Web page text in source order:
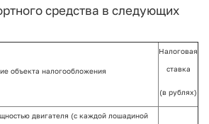
средства в следующих
объекта налогообложения
Налоговая
ставка
(в рублях)
двигателя (с каждой лошадиной